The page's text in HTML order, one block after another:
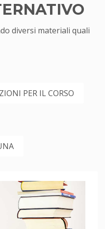
diversi materiali quali
PER IL CORSO